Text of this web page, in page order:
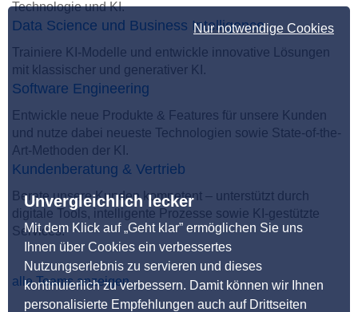
Nur notwendige Cookies
Unvergleichlich lecker
Mit dem Klick auf „Geht klar” ermöglichen Sie uns
Ihnen über Cookies ein verbessertes
Nutzungserlebnis zu servieren und dieses
kontinuierlich zu verbessern. Damit können wir Ihnen
personalisierte Empfehlungen auch auf Drittseiten
Technologie und KI.
Data Science und Business Intelligence
Trainiere KI-Modelle und entwickle innovative Lösungen
mit klassischer und generativer KI.
Software Engineering
Entwickle neue Produkte & Features für unsere Kunden
und nutze dabei neueste Technologien sowie State-of-the-
Art-Methoden der KI.
Kundenberatung & Vertrieb
Berate unsere Kunden kompetent – unterstützt durch
digitale Tools, intelligente Prozesse sowie KI-gestützte
Services.
alle Teams anzeigen